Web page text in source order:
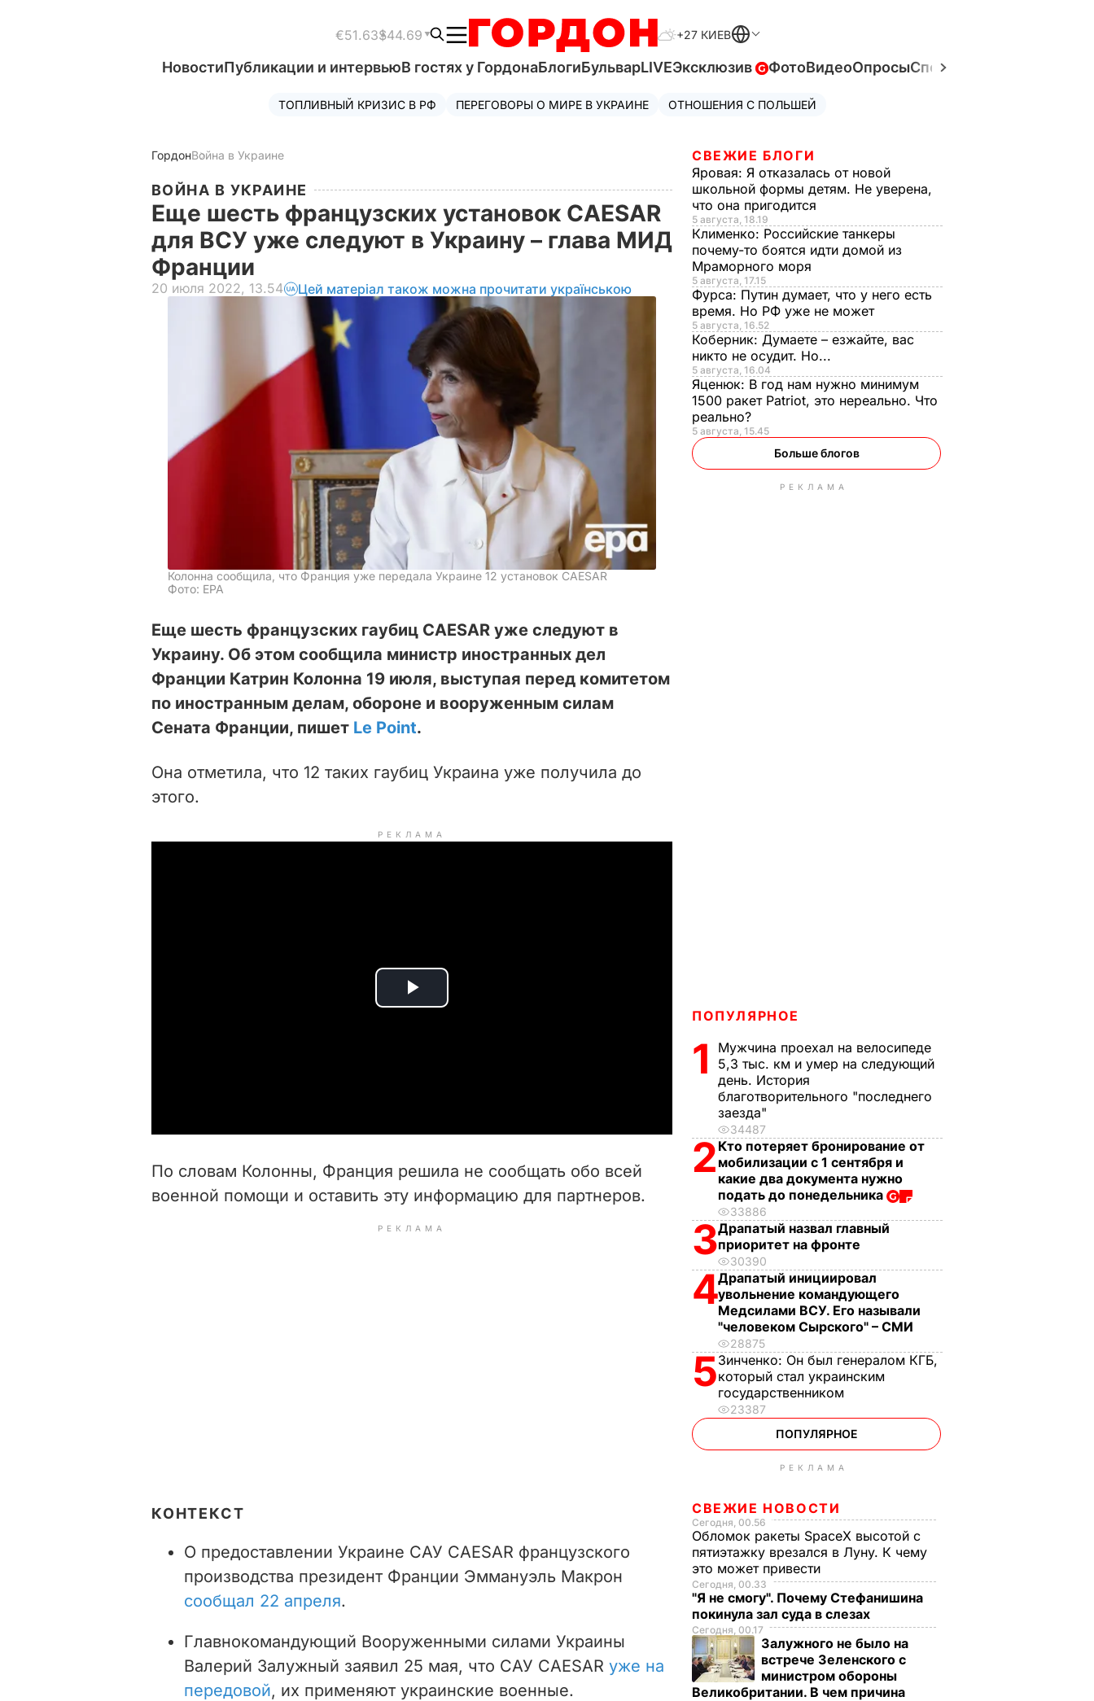
€51.63$44.69 +27 КИЕВ
НовостиПубликации и интервьюВ гостях у ГордонаБлогиБульварLIVEЭксклюзив ФотоВидеоОпросыСпецпроекты
ТОПЛИВНЫЙ КРИЗИС В РФ ПЕРЕГОВОРЫ О МИРЕ В УКРАИНЕ ОТНОШЕНИЯ С ПОЛЬШЕЙ
ГордонВойна в Украине
ВОЙНА В УКРАИНЕ
Еще шесть французских установок CAESAR
для ВСУ уже следуют в Украину – глава МИД
Франции
20 июля 2022, 13.54 Цей матеріал також можна прочитати українською
Колонна сообщила, что Франция уже передала Украине 12 установок CAESAR
Фото: EPA
Еще шесть французских гаубиц CAESAR уже следуют в
Украину. Об этом сообщила министр иностранных дел
Франции Катрин Колонна 19 июля, выступая перед комитетом
по иностранным делам, обороне и вооруженным силам
Сената Франции, пишет Le Point.
Она отметила, что 12 таких гаубиц Украина уже получила до
этого.
РЕКЛАМА
P
i
d
По словам Колонны, Франция решила не сообщать обо всей
военной помощи и оставить эту информацию для партнеров.
РЕКЛАМА
КОНТЕКСТ
О предоставлении Украине САУ CAESAR французского
производства президент Франции Эммануэль Макрон
сообщал 22 апреля.
Главнокомандующий Вооруженными силами Украины
Валерий Залужный заявил 25 мая, что САУ CAESAR уже на
передовой, их применяют украинские военные.
СВЕЖИЕ БЛОГИ
Яровая: Я отказалась от новой
школьной формы детям. Не уверена,
что она пригодится
5 августа, 18.19
Клименко: Российские танкеры
почему-то боятся идти домой из
Мраморного моря
5 августа, 17.15
Фурса: Путин думает, что у него есть
время. Но РФ уже не может
5 августа, 16.52
Коберник: Думаете – езжайте, вас
никто не осудит. Но...
5 августа, 16.04
Яценюк: В год нам нужно минимум
1500 ракет Patriot, это нереально. Что
реально?
5 августа, 15.45
Больше блогов
РЕКЛАМА
ПОПУЛЯРНОЕ
1
Мужчина проехал на велосипеде
5,3 тыс. км и умер на следующий
день. История
благотворительного "последнего
заезда"
34487
2 Кто потеряет бронирование от
мобилизации с 1 сентября и
какие два документа нужно
подать до понедельника
33886
3Драпатый назвал главный
приоритет на фронте
30390
4Драпатый инициировал
увольнение командующего
Медсилами ВСУ. Его называли
"человеком Сырского" – СМИ
28875
5Зинченко: Он был генералом КГБ,
который стал украинским
государственником
23387
ПОПУЛЯРНОЕ
РЕКЛАМА
СВЕЖИЕ НОВОСТИ
Сегодня, 00.56
Обломок ракеты SpaceX высотой с
пятиэтажку врезался в Луну. К чему
это может привести
Сегодня, 00.33
"Я не смогу". Почему Стефанишина
покинула зал суда в слезах
Сегодня, 00.17
Залужного не было на
встрече Зеленского с
министром обороны
Великобритании. В чем причина